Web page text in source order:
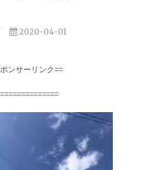
2020-04-01
ンサーリンク==